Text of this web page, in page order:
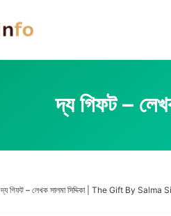
দ্য গিফট –
দ্য গিফট – লেখক সালমা সিদ্দিকা | The Gift By Salma